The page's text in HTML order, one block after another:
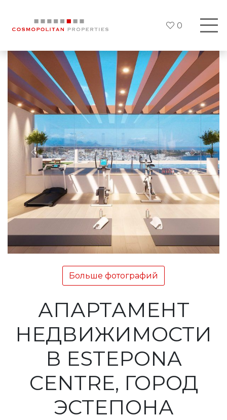
0
Previous Next
Больше фотографий
АПАРТАМЕНТ
НЕДВИЖИМОСТИ
В ESTEPONA
CENTRE, ГОРОД
ЭСТЕПОНА